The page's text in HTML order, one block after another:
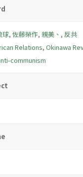
球, 佐藤榮作, 親美、 , 反共
Relations, Okinawa
communism